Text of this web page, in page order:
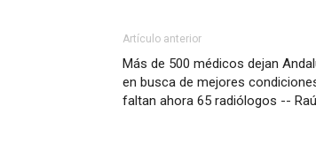
Artículo anterior
Más de 500 médicos dejan
en busca de mejores
faltan ahora 65 radiólogos --